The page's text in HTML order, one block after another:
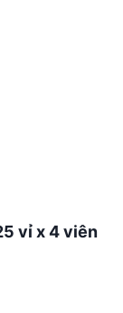
vỉ x 4 viên